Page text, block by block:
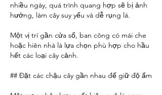
nhiều ngày, quá trình quang hợp sẽ bị ảnh
hưởng, làm cây suy yếu và dễ rụng lá.
Một vị trí gần cửa sổ, ban công có mái che
hoặc hiên nhà là lựa chọn phù hợp cho hầu
hết các loại cây cảnh.
## Đặt các chậu cây gần nhau để giữ độ ẩm